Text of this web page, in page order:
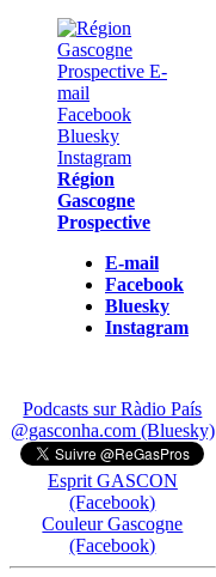
Région
Gascogne
Prospective
E-mail
Facebook
Bluesky
Instagram
Podcasts sur Ràdio País
@gasconha.com (Bluesky)
Esprit GASCON
(Facebook)
Couleur Gascogne
(Facebook)